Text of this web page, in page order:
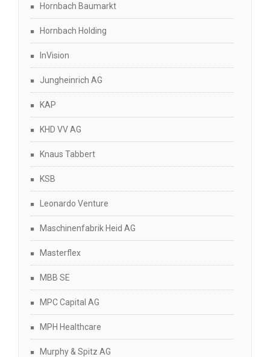
Hornbach Baumarkt
Hornbach Holding
InVision
Jungheinrich AG
KAP
KHD VV AG
Knaus Tabbert
KSB
Leonardo Venture
Maschinenfabrik Heid AG
Masterflex
MBB SE
MPC Capital AG
MPH Healthcare
Murphy & Spitz AG